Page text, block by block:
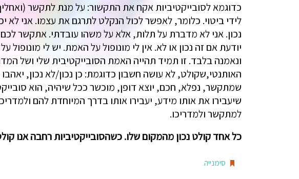
כדוגמא לסובייקטיביות אקח את התקשור: על מנת לתקשר
לידי ביטוי. כלומר, לאפשר לכול הנקלט לתרגם את עצמו. אני
נכון. אני לא מדברת על תלות, אלא על משהו עובדתי. אתקשר
יודעת אם זה נכון או לא. אין לי מונופול על האמת. יש לי
ונאמנה בלבד. זו תמיד תהייה האמת הסובייקטיבית שלי ושל
האותנטי,שקולט, לא עושה חשבון כדוגמת: כן נכון/לא נכון,
שמתקשר, נפלא, חכם, יוצא דופן, מוכשר ככל שיהיה, הוא
שיעבירו את אותו מידע, יעבירו אותו בדרך המיוחדת להם
למתקשר ולמדריכו.
כל אחד קולט נכון מהמקום שלו. כשהסובייקטיביות רחבה אנו
סימנייה.